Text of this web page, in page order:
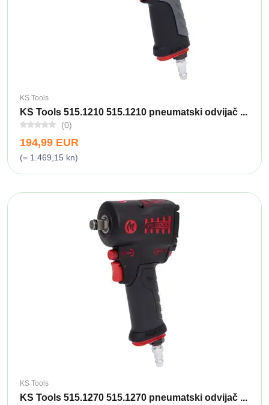
KS Tools
KS Tools 515.1210 515.1210 pneumatski odvijač ...
(0)
194,99 EUR
(= 1.469,15 kn)
KS Tools
KS Tools 515.1270 515.1270 pneumatski odvijač ...